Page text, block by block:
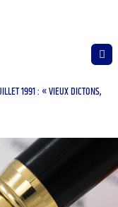
1991 : « VIEUX DICTONS,